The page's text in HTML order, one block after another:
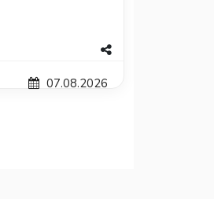
07.08.2026